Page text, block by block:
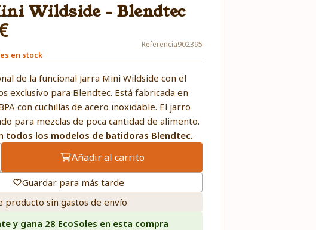
Wildside - Blendtec
Referencia902395
en stock
de la funcional Jarra Mini Wildside con el
exclusivo para Blendtec. Está fabricada en
con cuchillas de acero inoxidable. El jarro
para mezclas de poca cantidad de alimento.
todos los modelos de batidoras Blendtec.
Añadir al carrito
Guardar para más tarde
producto sin gastos de envío
y gana 28 EcoSoles en esta compra